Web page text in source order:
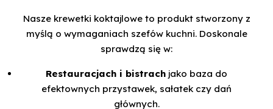
Nasze krewetki koktajlowe to produkt stworzony z
myślą o wymaganiach szefów kuchni. Doskonale
sprawdzą się w:
Restauracjach i bistrach jako baza do
efektownych przystawek, sałatek czy dań
głównych.